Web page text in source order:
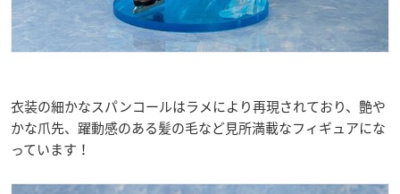
衣装の細かなスパンコールはラメにより再現されており、艶や
かな爪先、躍動感のある髪の毛など見所満載なフィギュアにな
っています！